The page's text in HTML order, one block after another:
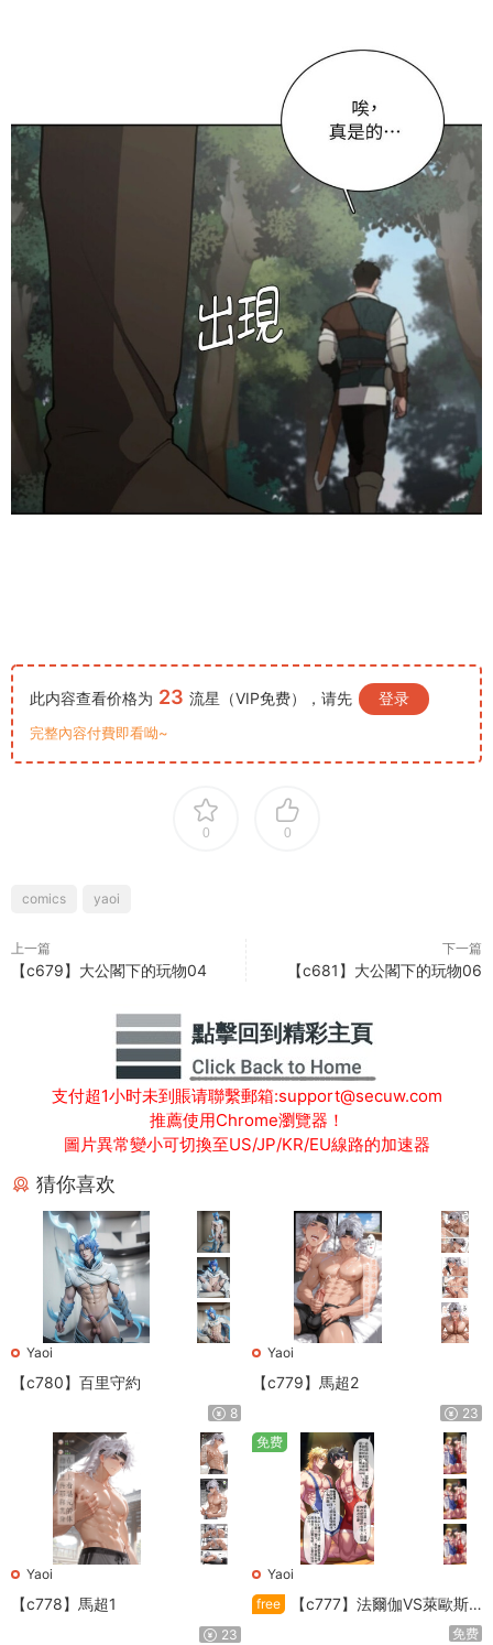
此内容查看价格为 23 流星（VIP免费），请先 登录
完整內容付費即看呦~
0 0
comics yaoi
上一篇
【c679】大公閣下的玩物04
下一篇
【c681】大公閣下的玩物06
支付超1小时未到賬请聯繫郵箱:support@secuw.com
推薦使用Chrome瀏覽器！
圖片異常變小可切換至US/JP/KR/EU線路的加速器
猜你喜欢
Yaoi
【c780】百里守約
8
Yaoi
【c779】馬超2
23
Yaoi
【c778】馬超1
23
Yaoi
free
【c777】法爾伽VS萊歐斯
免费
免费